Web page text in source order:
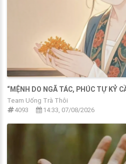
“MỆNH DO NGÃ TÁC, PHÚC TỰ KỶ
Team Uống Trà Thôi
4093
14:33, 07/08/2026